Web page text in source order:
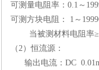
可测量电阻率：0.1～
可测方块电阻： 1～
当被测材料电阻率
（2）恒流源：
输出电流：DC